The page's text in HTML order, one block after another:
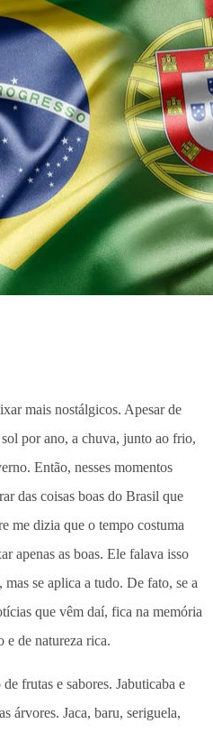
mais nostálgicos. Apesar de
por ano, a chuva, junto ao frio,
Então, nesses momentos
das coisas boas do Brasil que
me dizia que o tempo costuma
apenas as boas. Ele falava isso
mas se aplica a tudo. De fato, se a
que vêm daí, fica na memória
e de natureza rica.
frutas e sabores. Jabuticaba e
árvores. Jaca, baru, seriguela,